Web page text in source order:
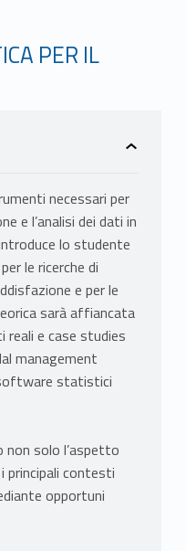
PER IL
necessari per
e l’analisi dei dati in
lo studente
le ricerche di
e per le
sarà affiancata
reali e case studies
management
statistici
solo l’aspetto
principali contesti
opportuni